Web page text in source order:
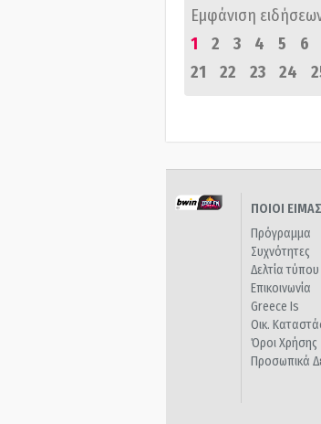
Εμφάνιση
1
2 3 4 5 6
21
22 23 24
ΠΟΙΟΙ
Πρόγραμμα
Συχνότητες
Δελτία τύπου
Επικοινωνία
Greece Is
Οικ.
Όροι Χρήσης
Προσωπικά